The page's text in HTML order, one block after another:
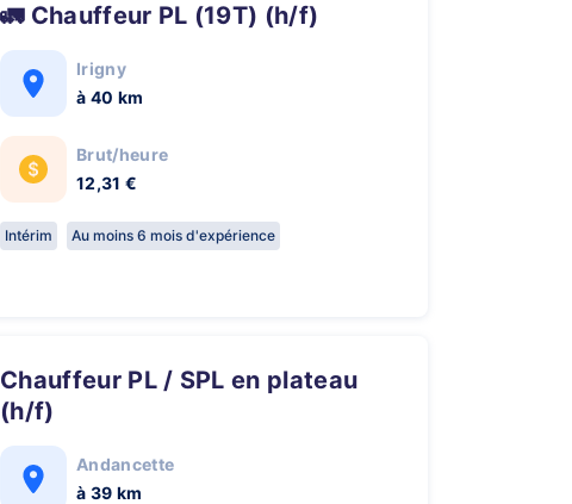
🚛 Chauffeur PL (19T) (h/f)
Irigny
à 40 km
Brut/heure
12,31 €
Intérim Au moins 6 mois d'expérience
Chauffeur PL / SPL en plateau
(h/f)
Andancette
à 39 km